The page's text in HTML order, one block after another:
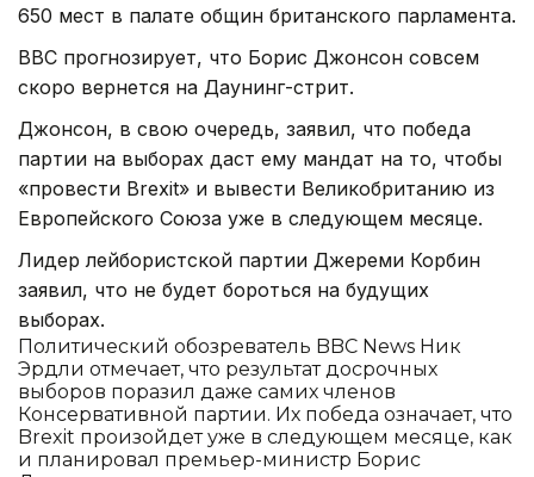
650 мест в палате общин британского парламента.
BBC прогнозирует, что Борис Джонсон совсем
скоро вернется на Даунинг-стрит.
Джонсон, в свою очередь, заявил, что победа
партии на выборах даст ему мандат на то, чтобы
«провести Brexit» и вывести Великобританию из
Европейского Союза уже в следующем месяце.
Лидер лейбористской партии Джереми Корбин
заявил, что не будет бороться на будущих
выборах.
Политический обозреватель BBC News Ник
Эрдли отмечает, что результат досрочных
выборов поразил даже самих членов
Консервативной партии. Их победа означает, что
Brexit произойдет уже в следующем месяце, как
и планировал премьер-министр Борис